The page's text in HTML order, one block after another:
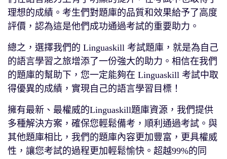
理想的成績。考生們對題庫的品質和效果給予了高度
評價，認為這是他們成功通過考試的重要助力。
總之，選擇我們的 Linguaskill 考試題庫，就是為自己
的語言學習之旅增添了一份強大的助力。相信在我們
的題庫的幫助下，您一定能夠在 Linguaskill 考試中取
得優異的成績，實現自己的語言學習目標！
擁有最新、最權威的Linguaskill題庫資源，我們提供
多種解決方案，確保您輕鬆備考，順利通過考試。與
其他題庫相比，我們的題庫內容更加豐富，更具權威
性，讓您考試的過程更加輕鬆愉快。超越99%的同